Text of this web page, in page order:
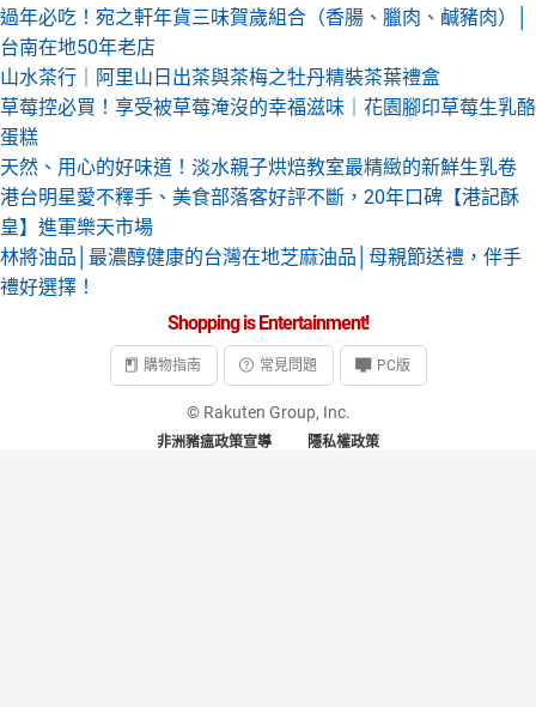
過年必吃！宛之軒年貨三味賀歲組合（香腸、臘肉、鹹豬肉）│
台南在地50年老店
山水茶行｜阿里山日出茶與茶梅之牡丹精裝茶葉禮盒
草莓控必買！享受被草莓淹沒的幸福滋味｜花園腳印草莓生乳酪
蛋糕
天然、用心的好味道！淡水親子烘焙教室最精緻的新鮮生乳卷
港台明星愛不釋手、美食部落客好評不斷，20年口碑【港記酥
皇】進軍樂天市場
林將油品│最濃醇健康的台灣在地芝麻油品│母親節送禮，伴手
禮好選擇！
Shopping is Entertainment!
購物指南 常見問題 PC版
© Rakuten Group, Inc.
非洲豬瘟政策宣導 隱私權政策